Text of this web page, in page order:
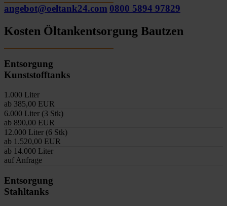
angebot@oeltank24.com 0800 5894 97829
Kosten Öltankentsorgung Bautzen
Entsorgung
Kunststofftanks
1.000 Liter
ab 385,00 EUR
6.000 Liter (3 Stk)
ab 890,00 EUR
12.000 Liter (6 Stk)
ab 1.520,00 EUR
ab 14.000 Liter
auf Anfrage
Entsorgung
Stahltanks